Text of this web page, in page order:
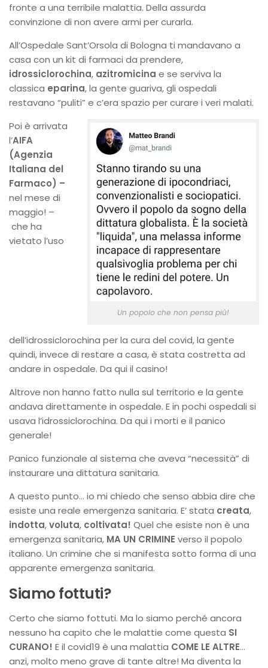
fronte a una terribile malattia. Della assurda
convinzione di non avere armi per curarla.
All’Ospedale Sant’Orsola di Bologna ti mandavano a
casa con un kit di farmaci da prendere,
idrossiclorochina, azitromicina e se serviva la
classica eparina, la gente guariva, gli ospedali
restavano “puliti” e c’era spazio per curare i veri malati.
Un popolo che non pensa più!
Poi è arrivata
l’AIFA
(Agenzia
Italiana del
Farmaco) –
nel mese di
maggio! –
che ha
vietato l’uso
dell’idrossiclorochina per la cura del covid, la gente
quindi, invece di restare a casa, è stata costretta ad
andare in ospedale. Da qui il casino!
Altrove non hanno fatto nulla sul territorio e la gente
andava direttamente in ospedale. E in pochi ospedali si
usava l’idrossiclorochina. Da qui i morti e il panico
generale!
Panico funzionale al sistema che aveva “necessità” di
instaurare una dittatura sanitaria.
A questo punto… io mi chiedo che senso abbia dire che
esiste una reale emergenza sanitaria. E’ stata creata,
indotta,voluta, coltivata! Quel che esiste non è una
emergenza sanitaria, MA UN CRIMINE verso il popolo
italiano. Un crimine che si manifesta sotto forma di una
apparente emergenza sanitaria.
Siamo fottuti?
Certo che siamo fottuti. Ma lo siamo perché ancora
nessuno ha capito che le malattie come questa SI
CURANO! E il covid19 è una malattia COME LE ALTRE…
anzi, molto meno grave di tante altre! Ma diventa la